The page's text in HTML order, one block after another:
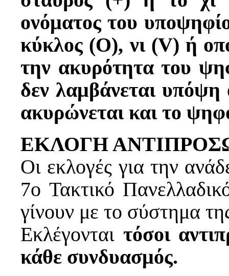
ονόματος του
κύκλος (Ο), νι (V) ή
την ακυρότητα του
δεν λαμβάνεται
ακυρώνεται και το
ΕΚΛΟΓΗ
Οι εκλογές για την
7ο Τακτικό
γίνουν με το σύστημα
Εκλέγονται τόσοι
κάθε συνδυασμός.